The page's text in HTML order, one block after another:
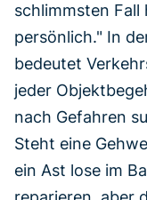
schlimmsten
persönlich." In
bedeutet
jeder
nach Gefahren
Steht eine
ein Ast lose im